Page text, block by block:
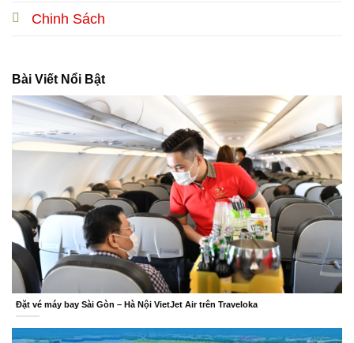
Chinh Sách
Bài Viết Nổi Bật
Đặt vé máy bay Sài Gòn – Hà Nội VietJet Air trên Traveloka